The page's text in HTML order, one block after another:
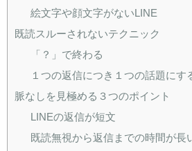
絵文字や顔文字がないLINE
既読スルーされないテクニック
「？」で終わる
１つの返信につき１つの話題にす
脈なしを見極める３つのポイント
LINEの返信が短文
既読無視から返信までの時間が長